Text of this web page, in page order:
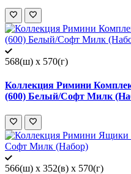
568(ш) x 570(г)
Коллекция Римини
(600) Белый/Софт Милк
566(ш) x 352(в) x 570(г)